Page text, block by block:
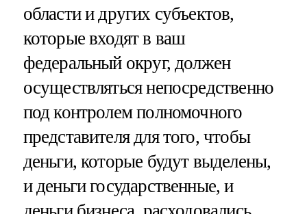
области и других субъектов,
которые входят в ваш
федеральный округ, должен
осуществляться непосредственно
под контролем полномочного
представителя для того, чтобы
деньги, которые будут выделены,
и деньги государственные, и